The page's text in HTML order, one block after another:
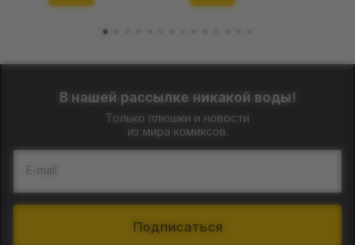
В нашей рассылке никакой воды!
Только плюшки и новости
из мира комиксов.
E-mail
Подписаться